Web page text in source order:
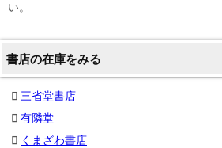
い。
書店の在庫をみる
三省堂書店
有隣堂
くまざわ書店